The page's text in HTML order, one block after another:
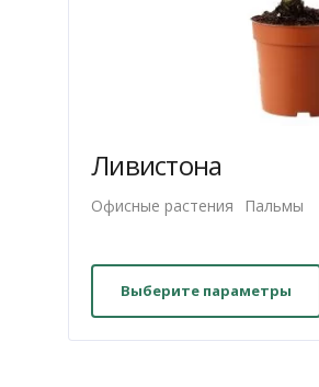
Ливистона
Офисные растения Пальмы
Выберите параметры